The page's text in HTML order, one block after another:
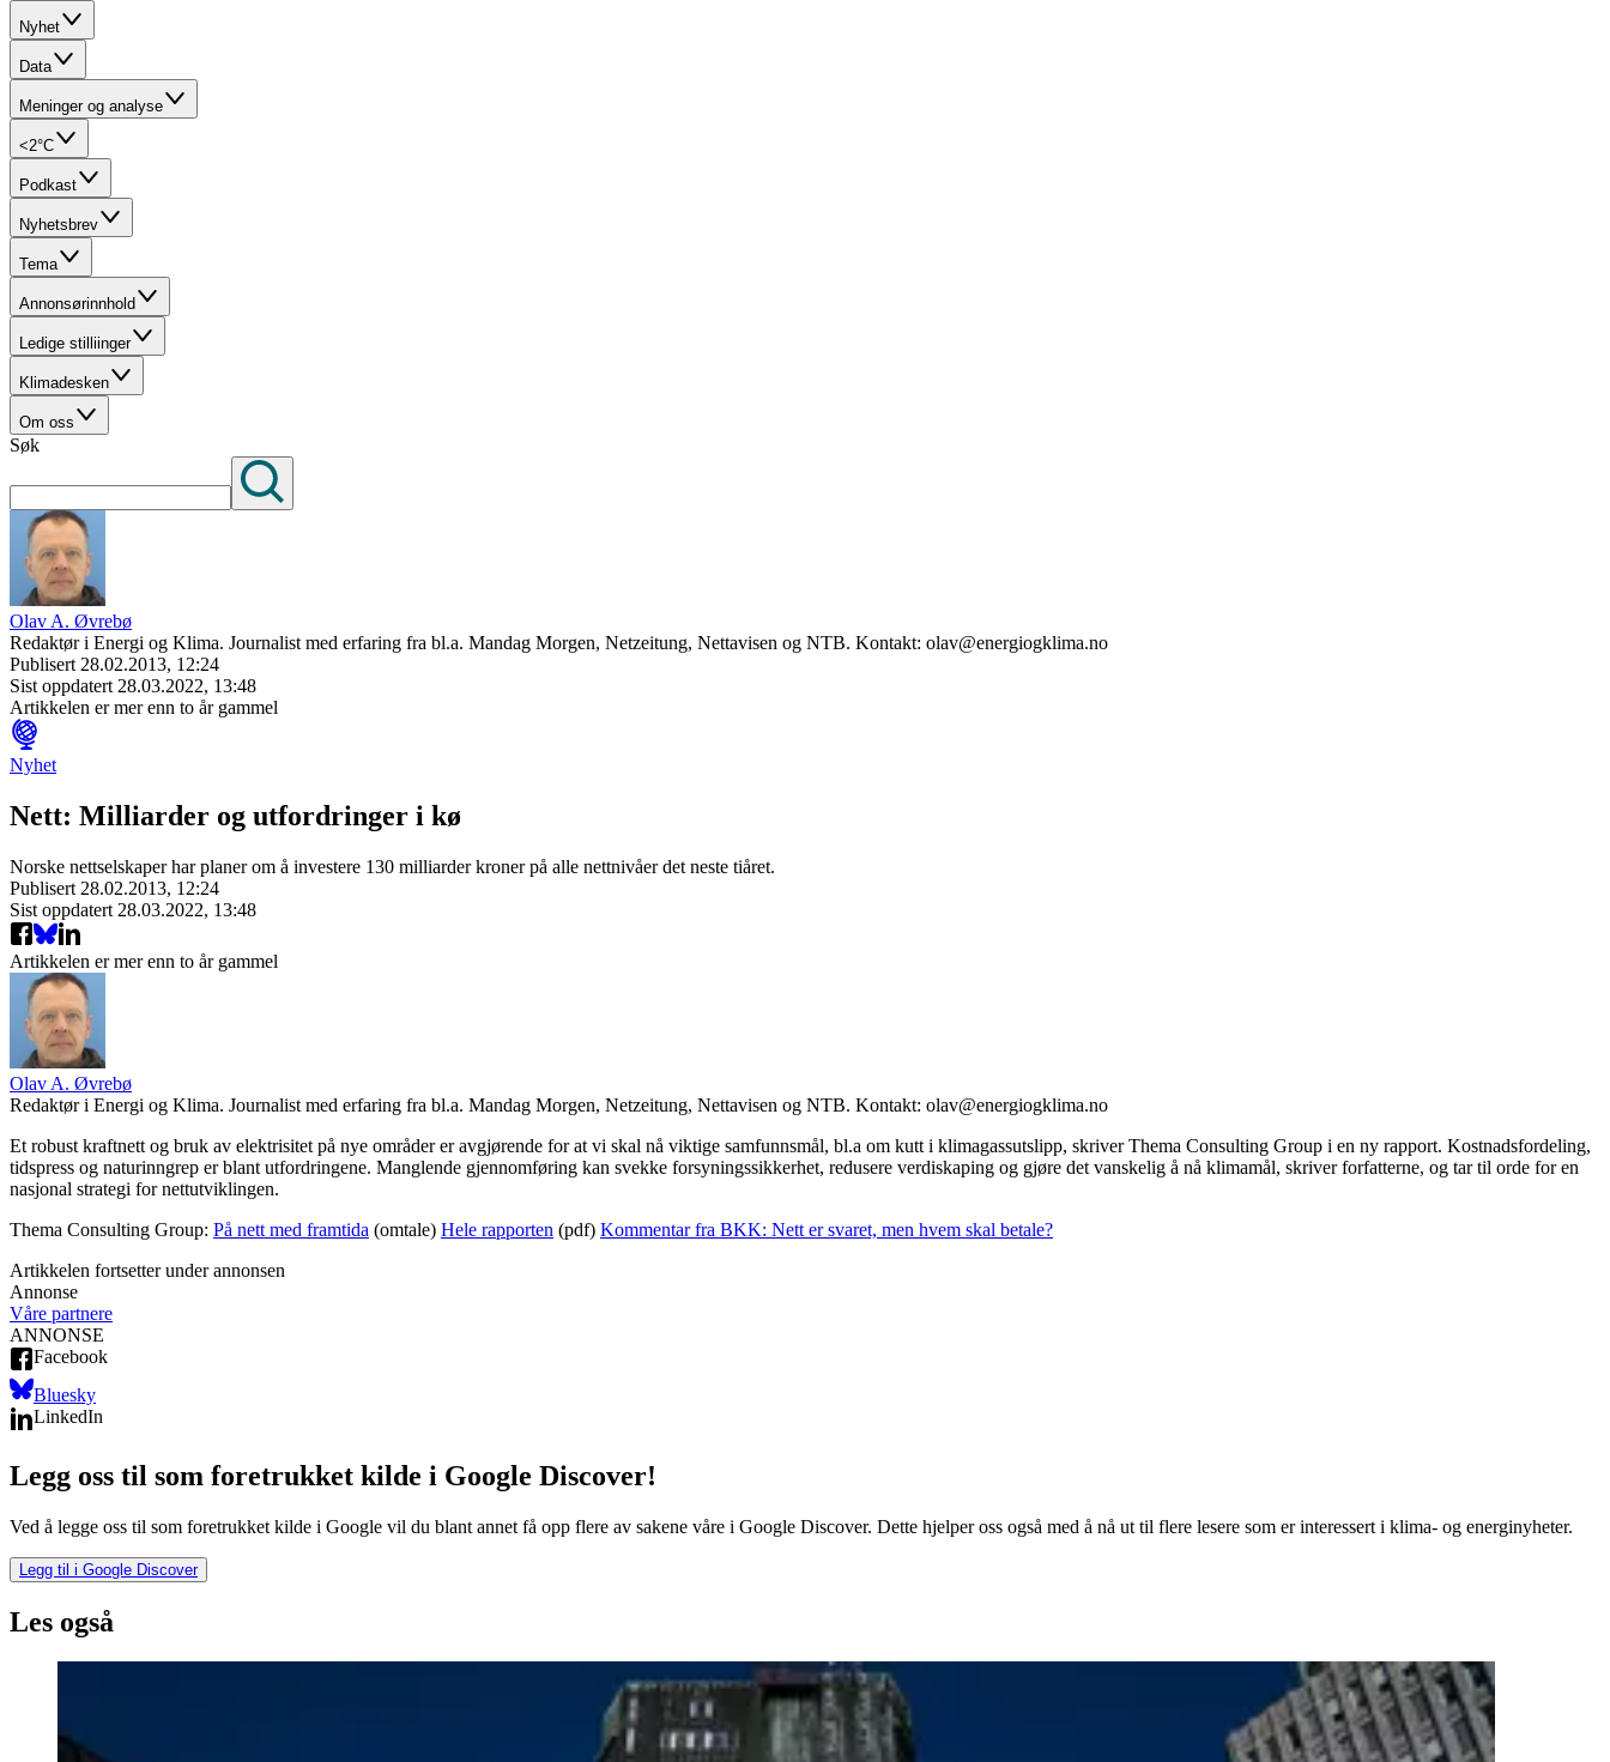
Nyhet
Data
Meninger og analyse
<2°C
Podkast
Nyhetsbrev
Tema
Annonsørinnhold
Ledige stilliinger
Klimadesken
Om oss
Søk
Olav A. Øvrebø
Redaktør i Energi og Klima. Journalist med erfaring fra bl.a. Mandag Morgen, Netzeitung, Nettavisen og NTB. Kontakt: olav@energiogklima.no
Publisert 28.02.2013, 12:24
Sist oppdatert 28.03.2022, 13:48
Artikkelen er mer enn to år gammel
Nyhet
Nett: Milliarder og utfordringer i kø
Norske nettselskaper har planer om å investere 130 milliarder kroner på alle nettnivåer det neste tiåret.
Publisert 28.02.2013, 12:24
Sist oppdatert 28.03.2022, 13:48
Artikkelen er mer enn to år gammel
Olav A. Øvrebø
Redaktør i Energi og Klima. Journalist med erfaring fra bl.a. Mandag Morgen, Netzeitung, Nettavisen og NTB. Kontakt: olav@energiogklima.no
Et robust kraftnett og bruk av elektrisitet på nye områder er avgjørende for at vi skal nå viktige samfunnsmål, bl.a om kutt i klimagassutslipp, skriver Thema Consulting Group i en ny rapport. Kostnadsfordeling,
tidspress og naturinngrep er blant utfordringene. Manglende gjennomføring kan svekke forsyningssikkerhet, redusere verdiskaping og gjøre det vanskelig å nå klimamål, skriver forfatterne, og tar til orde for en
nasjonal strategi for nettutviklingen.
Thema Consulting Group: På nett med framtida (omtale) Hele rapporten (pdf) Kommentar fra BKK: Nett er svaret, men hvem skal betale?
Artikkelen fortsetter under annonsen
Annonse
Våre partnere
ANNONSE
Facebook
Bluesky
LinkedIn
Legg oss til som foretrukket kilde i Google Discover!
Ved å legge oss til som foretrukket kilde i Google vil du blant annet få opp flere av sakene våre i Google Discover. Dette hjelper oss også med å nå ut til flere lesere som er interessert i klima- og energinyheter.
Legg til i Google Discover
Les også